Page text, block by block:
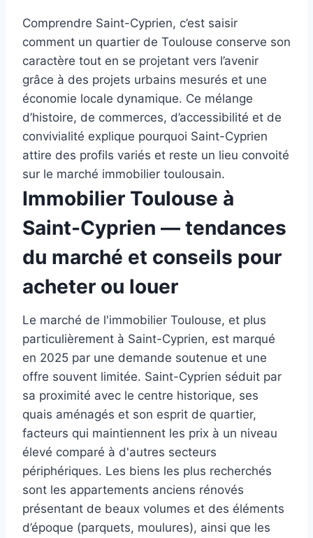
Comprendre Saint-Cyprien, c’est saisir
comment un quartier de Toulouse conserve son
caractère tout en se projetant vers l’avenir
grâce à des projets urbains mesurés et une
économie locale dynamique. Ce mélange
d’histoire, de commerces, d’accessibilité et de
convivialité explique pourquoi Saint-Cyprien
attire des profils variés et reste un lieu convoité
sur le marché immobilier toulousain.
Immobilier Toulouse à
Saint-Cyprien — tendances
du marché et conseils pour
acheter ou louer
Le marché de l'immobilier Toulouse, et plus
particulièrement à Saint-Cyprien, est marqué
en 2025 par une demande soutenue et une
offre souvent limitée. Saint-Cyprien séduit par
sa proximité avec le centre historique, ses
quais aménagés et son esprit de quartier,
facteurs qui maintiennent les prix à un niveau
élevé comparé à d'autres secteurs
périphériques. Les biens les plus recherchés
sont les appartements anciens rénovés
présentant de beaux volumes et des éléments
d’époque (parquets, moulures), ainsi que les